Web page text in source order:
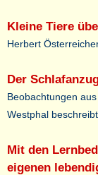
Kleine Tiere
Herbert
Der
Beobachtungen
Westphal
Mit den
eigenen